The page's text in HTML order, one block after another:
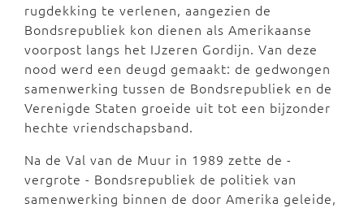
rugdekking te verlenen, aangezien de
Bondsrepubliek kon dienen als Amerikaanse
voorpost langs het IJzeren Gordijn. Van deze
nood werd een deugd gemaakt: de gedwongen
samenwerking tussen de Bondsrepubliek en de
Verenigde Staten groeide uit tot een bijzonder
hechte vriendschapsband.
Na de Val van de Muur in 1989 zette de -
vergrote - Bondsrepubliek de politiek van
samenwerking binnen de door Amerika geleide,